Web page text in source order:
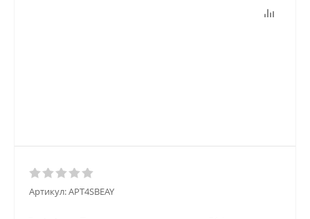
Артикул:APT4SBEAY